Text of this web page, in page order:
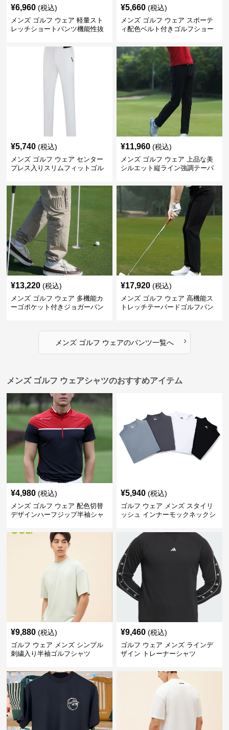
¥6,960 (税込)
メンズ ゴルフ ウェア 軽量スト
レッチショートパンツ機能性抜
¥5,660 (税込)
メンズ ゴルフ ウェア スポーテ
ィ配色ベルト付きゴルフショー
¥5,740 (税込)
メンズ ゴルフ ウェア センター
プレス入りスリムフィットゴル
¥11,960 (税込)
メンズ ゴルフ ウェア 上品な美
シルエット縦ライン強調テーパ
¥13,220 (税込)
メンズ ゴルフ ウェア 多機能カ
ーゴポケット付きジョガーパン
¥17,920 (税込)
メンズ ゴルフ ウェア 高機能ス
トレッチテーパードゴルフパン
メンズ ゴルフ ウェアのパンツ一覧へ ›
メンズ ゴルフ ウェアシャツのおすすめアイテム
¥4,980 (税込)
メンズ ゴルフ ウェア 配色切替
デザインハーフジップ半袖シャ
¥5,940 (税込)
ゴルフ ウェア メンズ スタイリ
ッシュ インナーモックネックシ
¥9,880 (税込)
ゴルフ ウェア メンズ シンプル
刺繍入り半袖ゴルフシャツ
¥9,460 (税込)
ゴルフ ウェア メンズ ラインデ
ザイン トレーナーシャツ